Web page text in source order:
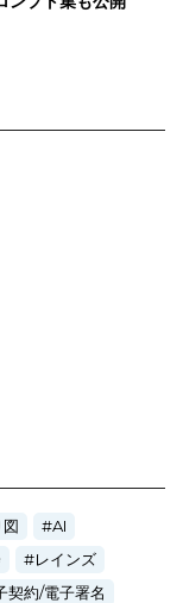
AI
レインズ
契約/電子署名